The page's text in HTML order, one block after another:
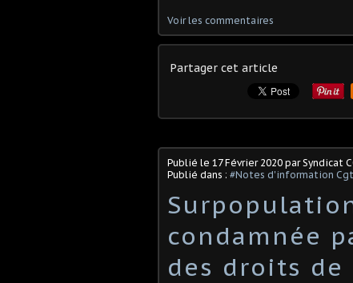
Voir les commentaires
Partager cet article
Publié le 17 Février 2020 par Syndicat
Publié dans : #Notes d'information
condamnée
des droits de